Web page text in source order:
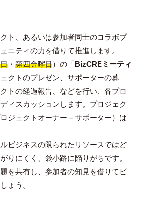
ト、あるいは参加者同士のコラボプ
ニティの力を借りて推進します。
・ 第四金曜日）の「BizCREミーティ
クトのプレゼン、サポーターの募
トの経過報告、などを行い、各プロ
ィスカッションします。プロジェク
ジェクトオーナー＋サポーター）は
ビジネスの限られたリソースではど
りにくく、袋小路に陥りがちです。
を共有し、参加者の知見を借りてビ
ょう。